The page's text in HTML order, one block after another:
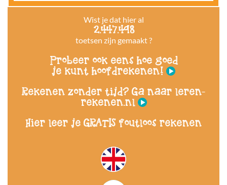
Wist je dat hier al
2.447.498
toetsen zijn gemaakt ?
Probeer ook eens hoe goed
je kunt hoofdrekenen!
Rekenen zonder tijd? Ga naar leren-
rekenen.nl
Hier leer je GRATIS foutloos rekenen